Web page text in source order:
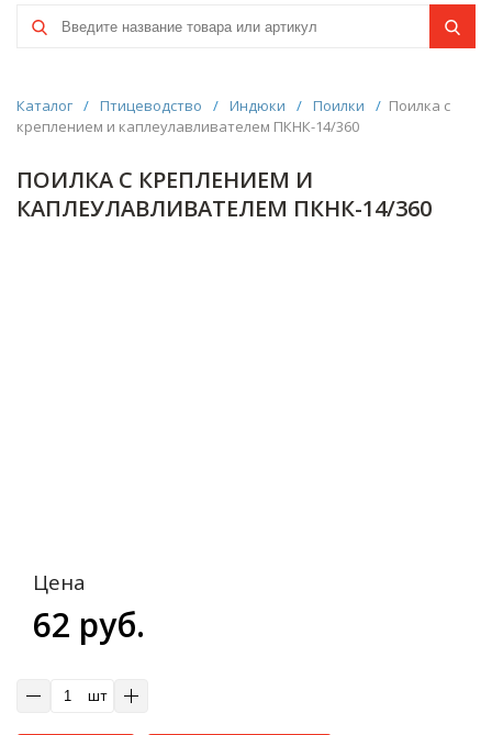
Каталог / Птицеводство / Индюки / Поилки / Поилка с
креплением и каплеулавливателем ПКНК-14/360
ПОИЛКА С КРЕПЛЕНИЕМ И
КАПЛЕУЛАВЛИВАТЕЛЕМ ПКНК-14/360
Цена
62 руб.
шт